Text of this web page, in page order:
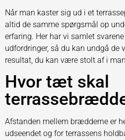
Når man kaster sig ud i et
altid de samme spørgsmål op
erfaring. Her har vi samlet
udfordringer, så du kan undgå
resultat, du kan være stolt af i
Hvor tæt skal
Afstanden mellem brædderne er
udseendet og for terrassens